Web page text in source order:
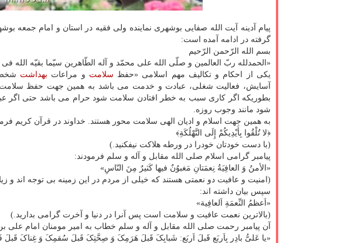
گرفته در ادامه آمده است:
بسم الله الرّحمن الرّحیم
«الحمدلله ربّ العالمین و صلّی الله علی محمّد و آله الطّاهرین سیّما بقیّه الله فی
یکی از احکام و تکالیف مهم اسلامی «حفظ سلامت و مراعات بهداشت
آسایش، فعالیت شغلی، عبادت و خدمت می باشد به همین جهت حفظ سلامت
بطوریکه اگر کاری سبب به خطر افتادن سلامت شود حرام می باشد حتی
شود مانند وجوب روزه.
به همین جهت اسلام و ادیان الهی سلامت محور هستند. خداوند در قرآن کریم
﴿لا تُلْقُوا بِأَیْدِیکُمْ إِلَی التَّهْلُکَةِ﴾
(با دست خودتان خودرا در ورطه هلاکت نیفکنید.)
پیامبر گرامی اسلام صلی الله مقابل و آله و سلم فرمودند:
«الأمنُ وَ العافِیَةُ نِعمَتانِ مَغبوُنٌ فیها کَثیرٌ مِنَ النّاسِ»
(امنیت و عافیت دو نعمتی هستند که خیلی از مردم در این زمینه بی توجه اند و
سپس بیان داشته اند:
«اَعظمُ النِّعمَةِ اَلعافِیة»
(بالاترین نعمت عافیت و سلامت است پس آنرا در دنیا و آخرت گرامی بدارید.)
آن پیامبر رحمت صلی الله مقابل و آله و سلم خطاب به امیر مومنان امام علی
«یا عَلیُّ بادِر بِاَربَعٍ قَبلَ اَربَعٍ: شَبابِکَ قَبلَ هَرَمِکَ وَ صِحَّتِکَ قَبلَ سُقمِکَ وَ غِناکَ